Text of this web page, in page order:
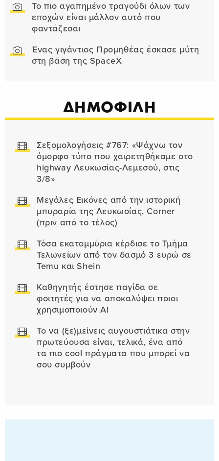
Το πιο αγαπημένο τραγούδι όλων των
εποχών είναι μάλλον αυτό που
φαντάζεσαι
Ένας γιγάντιος Προμηθέας έσκασε μύτη
στη βάση της SpaceX
ΔΗΜΟΦΙΛΗ
Σεξομολογήσεις #767: «Ψάχνω τον
όμορφο τύπο που χαιρετηθήκαμε στο
highway Λευκωσίας-Λεμεσού, στις
3/8»
Μεγάλες Εικόνες από την ιστορική
μπυραρία της Λευκωσίας, Corner
(πριν από το τέλος)
Τόσα εκατομμύρια κέρδισε το Τμήμα
Τελωνείων από τον δασμό 3 ευρώ σε
Temu και Shein
Καθηγητής έστησε παγίδα σε
φοιτητές για να αποκαλύψει ποιοι
χρησιμοποιούν AI
Το να (ξε)μείνεις αυγουστιάτικα στην
πρωτεύουσα είναι, τελικά, ένα από
τα πιο cool πράγματα που μπορεί να
σου συμβούν